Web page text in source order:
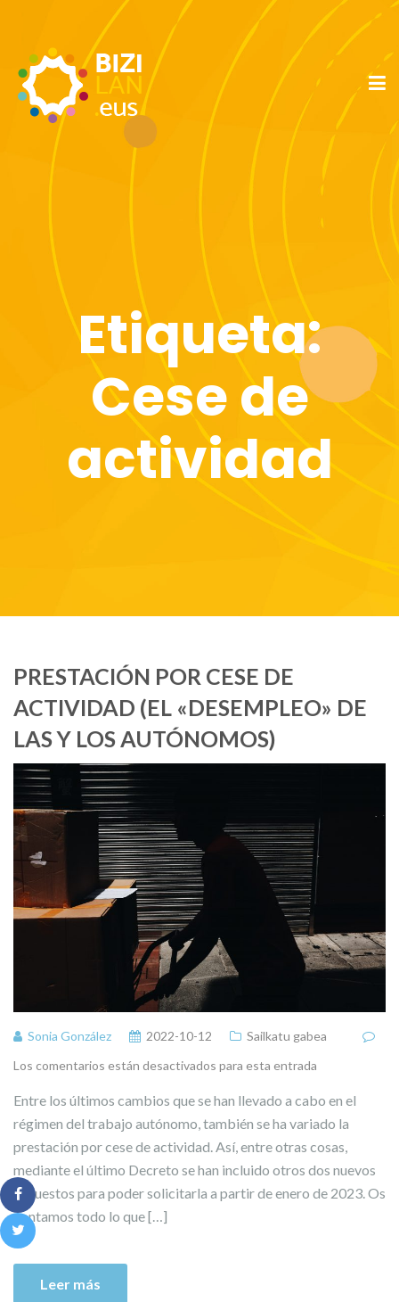
Etiqueta:
Cese de
actividad
PRESTACIÓN POR CESE DE
ACTIVIDAD (EL «DESEMPLEO» DE
LAS Y LOS AUTÓNOMOS)
Sonia González 2022-10-12
Sailkatu gabea
Los comentarios están desactivados para esta entrada
Entre los últimos cambios que se han llevado a cabo en el
régimen del trabajo autónomo, también se ha variado la
prestación por cese de actividad. Así, entre otras cosas,
mediante el último Decreto se han incluido otros dos nuevos
supuestos para poder solicitarla a partir de enero de 2023. Os
contamos todo lo que […]
Leer más